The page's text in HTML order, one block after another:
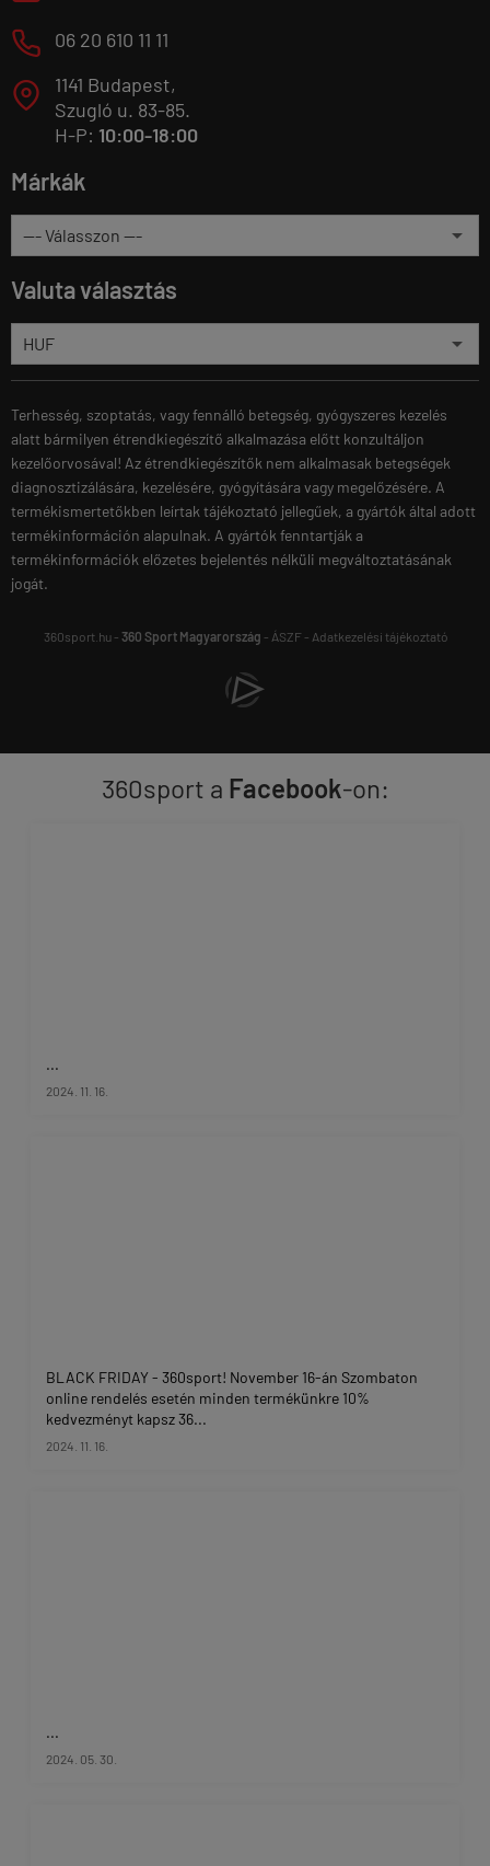
M 06 20 610 11 11
T
1141 Budapest,
Szugló u. 83-85.
H-P: 10:00-18:00
Márkák
Valuta választás
Terhesség, szoptatás, vagy fennálló betegség, gyógyszeres kezelés
alatt bármilyen étrendkiegészítő alkalmazása előtt konzultáljon
kezelőorvosával! Az étrendkiegészítők nem alkalmasak betegségek
diagnosztizálására, kezelésére, gyógyítására vagy megelőzésére. A
termékismertetőkben leírtak tájékoztató jellegűek, a gyártók által adott
termékinformáción alapulnak. A gyártók fenntartják a
termékinformációk előzetes bejelentés nélküli megváltoztatásának
jogát.
360sport.hu - 360 Sport Magyarország - ÁSZF- Adatkezelési tájékoztató
360sport a Facebook-on:
...
2024. 11. 16.
BLACK FRIDAY - 360sport! November 16-án Szombaton
online rendelés esetén minden termékünkre 10%
kedvezményt kapsz 36...
2024. 11. 16.
...
2024. 05. 30.